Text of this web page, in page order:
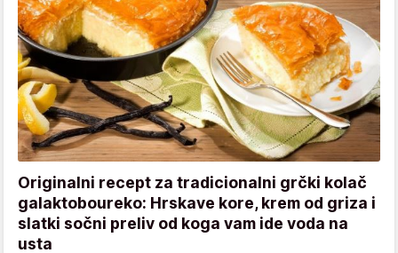
Originalni recept za tradicionalni grčki kolač
galaktoboureko: Hrskave kore, krem od griza i
slatki sočni preliv od koga vam ide voda na
usta